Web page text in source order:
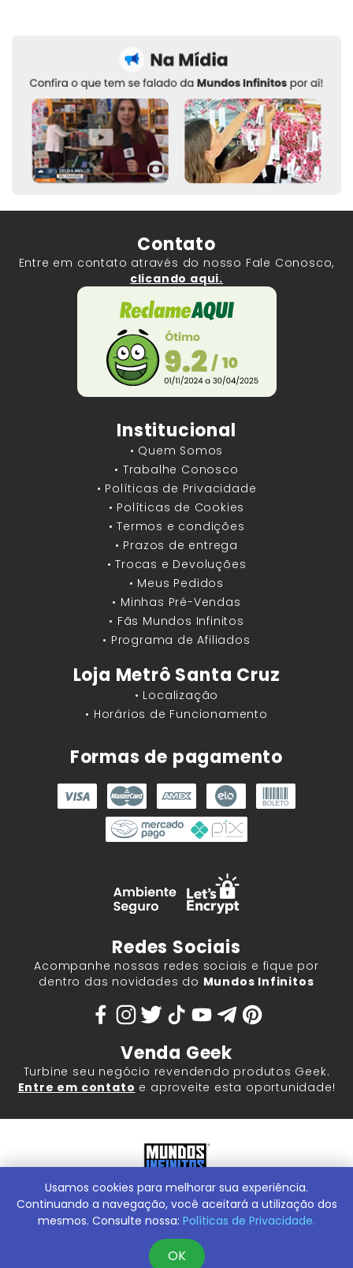
Contato
Entre em contato através do nosso Fale Conosco,
clicando aqui.
Institucional
• Quem Somos
• Trabalhe Conosco
• Políticas de Privacidade
• Políticas de Cookies
• Termos e condições
• Prazos de entrega
• Trocas e Devoluções
• Meus Pedidos
• Minhas Pré-Vendas
• Fãs Mundos Infinitos
• Programa de Afiliados
Loja Metrô Santa Cruz
• Localização
• Horários de Funcionamento
Formas de pagamento
Redes Sociais
Acompanhe nossas redes sociais e fique por
dentro das novidades do Mundos Infinitos
Venda Geek
Turbine seu negócio revendendo produtos Geek.
Entre em contato e aproveite esta oportunidade!
Mundos Infinitos - Publicações e Geek Store |ContentStuff
Publicações e Assinaturas Ltda. CNPJ - 05.859.917/0001-60.
Conheça nossa Loja Física:Rua Machado Bitencourt, 291 -
Usamos cookies para melhorar sua experiência.
Continuando a navegação, você aceitará a utilização dos
mesmos. Consulte nossa: Políticas de Privacidade.
OK